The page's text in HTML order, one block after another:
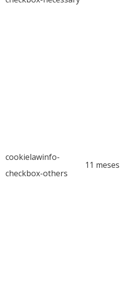
cookielawinfo-
checkbox-others
11 meses